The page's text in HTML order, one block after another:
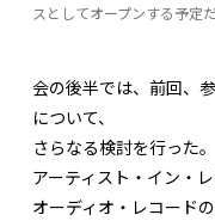
スとしてオープンする予定だ
会の後半では、前回、
について、
さらなる検討を行った。
アーティスト・イン・
オーディオ・レコード